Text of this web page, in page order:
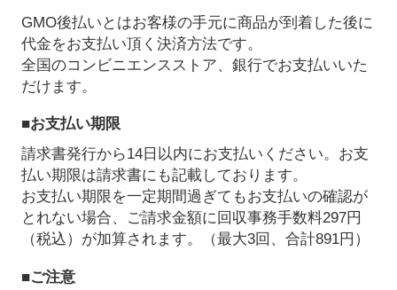
GMO後払いとはお客様の手元に商品が到着した後に
代金をお支払い頂く決済方法です。
全国のコンビニエンスストア、銀行でお支払いいた
だけます。
■お支払い期限
請求書発行から14日以内にお支払いください。お支
払い期限は請求書にも記載しております。
お支払い期限を一定期間過ぎてもお支払いの確認が
とれない場合、ご請求金額に回収事務手数料297円
（税込）が加算されます。（最大3回、合計891円）
■ご注意